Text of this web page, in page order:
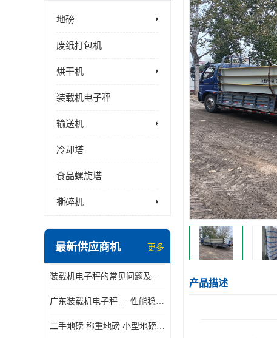
地磅
废纸打包机
烘干机
装载机电子秤
输送机
冷却塔
食品螺旋塔
撕碎机
最新供应商机 更多
装载机电子秤的常见问题及解决方法介绍
广东装载机电子秤_—性能稳定—操作简单—品质可靠
二手地磅 称重地磅 小型地磅 一百吨地磅
产品描述